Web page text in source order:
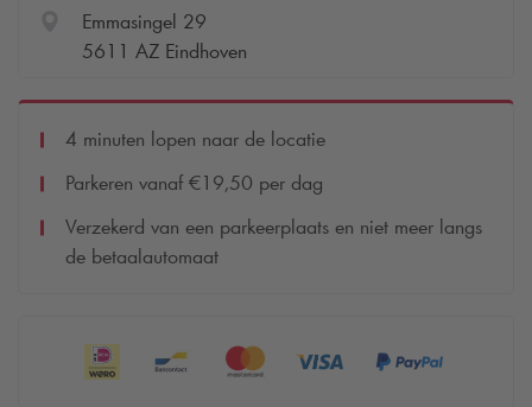
Emmasingel 29
5611 AZ Eindhoven
4 minuten lopen naar de locatie
Parkeren vanaf €19,50 per dag
Verzekerd van een parkeerplaats en niet meer langs
de betaalautomaat